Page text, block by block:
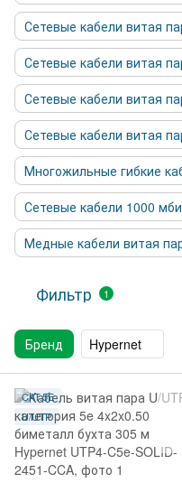
Сетевые кабели витая
Сетевые кабели витая
Сетевые кабели витая
Сетевые кабели витая
Многожильные гибкие
Сетевые кабели 1000
Медные кабели витая
Фильтр 1
Бренд Hypernet
CAT.5E
U/UTP